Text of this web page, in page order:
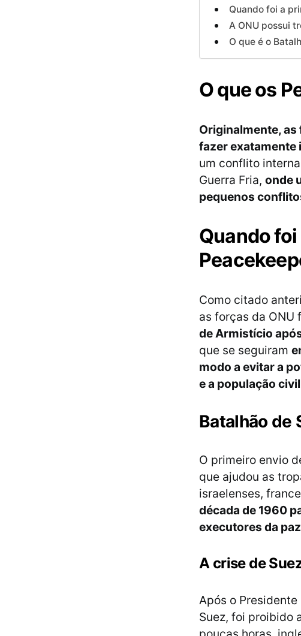
Quando foi a
A ONU possui
O que é o
O que os
Originalmente,
fazer exatamente
um conflito
Guerra Fria, onde
pequenos
Quando
Como citado
as forças da ONU
de Armistício
que se seguiram
modo a evitar a
e a população
Batalhão de
O primeiro envio
que ajudou as
israelenses,
década de 1960
executores da
A crise de
Após o
Suez, foi proibido